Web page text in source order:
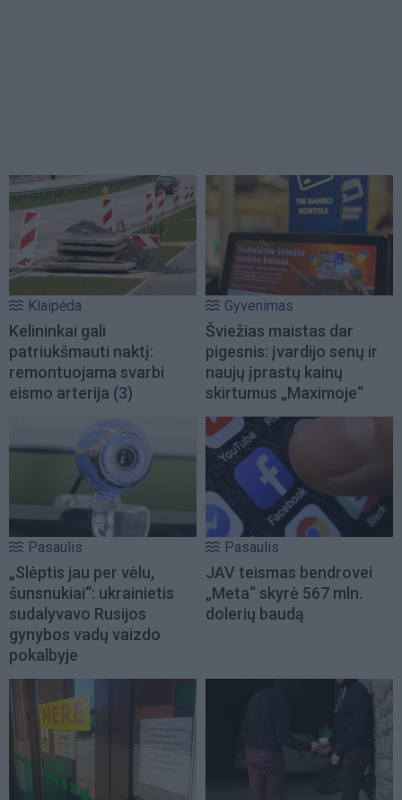
Klaipėda
Kelininkai gali
patriukšmauti naktį:
remontuojama svarbi
eismo arterija (3)
Gyvenimas
Šviežias maistas dar
pigesnis: įvardijo senų ir
naujų įprastų kainų
skirtumus „Maximoje“
Pasaulis
„Slėptis jau per vėlu,
šunsnukiai“: ukrainietis
sudalyvavo Rusijos
gynybos vadų vaizdo
pokalbyje
Pasaulis
JAV teismas bendrovei
„Meta“ skyrė 567 mln.
dolerių baudą